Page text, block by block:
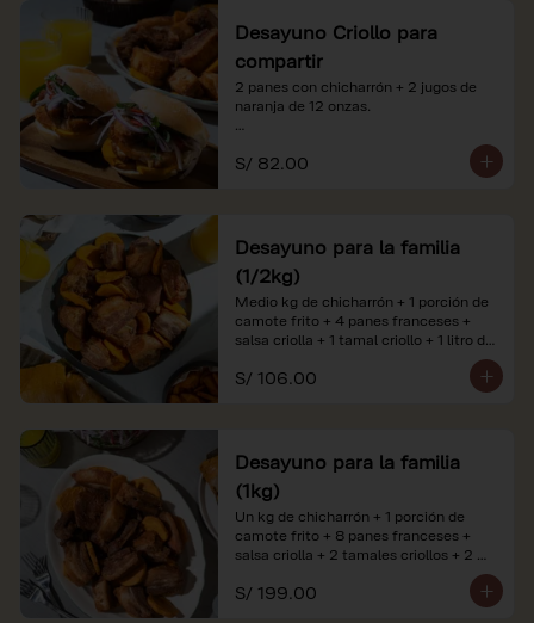
Desayuno Criollo para
compartir
2 panes con chicharrón + 2 jugos de
naranja de 12 onzas.
*Nuestros precios están expresados en
soles e incluyen impuestos de ley y
S/ 82.00
Desayuno para la familia
(1/2kg)
Medio kg de chicharrón + 1 porción de
camote frito + 4 panes franceses +
salsa criolla + 1 tamal criollo + 1 litro de
*Nuestros precios están expresados en
referenciales.
S/ 106.00
Desayuno para la familia
(1kg)
Un kg de chicharrón + 1 porción de
camote frito + 8 panes franceses +
salsa criolla + 2 tamales criollos + 2
*Nuestros precios están expresados en
S/ 199.00